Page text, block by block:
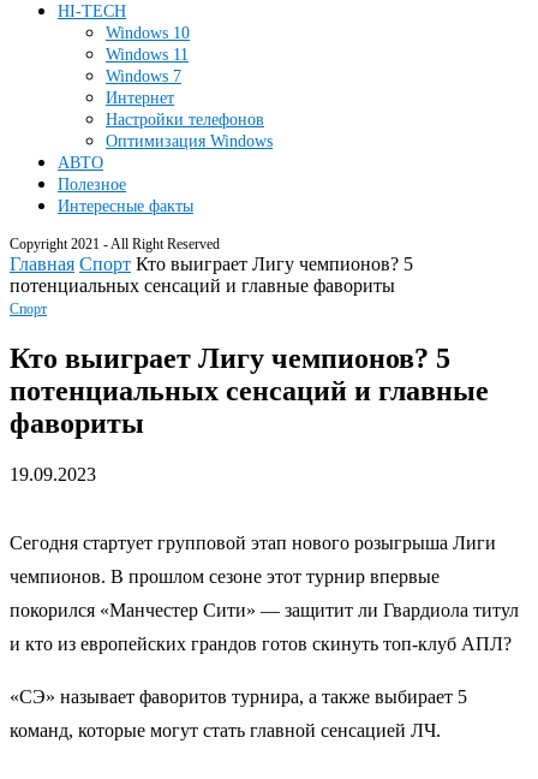
HI-TECH
Windows 10
Windows 11
Windows 7
Интернет
Настройки телефонов
Оптимизация Windows
АВТО
Полезное
Интересные факты
Copyright 2021 - All Right Reserved
Главная Спорт Кто выиграет Лигу чемпионов? 5
потенциальных сенсаций и главные фавориты
Спорт
Кто выиграет Лигу чемпионов? 5
потенциальных сенсаций и главные
фавориты
19.09.2023
Сегодня стартует групповой этап нового розыгрыша Лиги
чемпионов. В прошлом сезоне этот турнир впервые
покорился «Манчестер Сити» — защитит ли Гвардиола титул
и кто из европейских грандов готов скинуть топ-клуб АПЛ?
«СЭ» называет фаворитов турнира, а также выбирает 5
команд, которые могут стать главной сенсацией ЛЧ.